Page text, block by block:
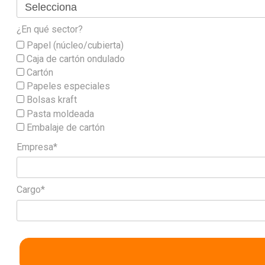
¿En qué sector?
Papel (núcleo/cubierta)
Caja de cartón ondulado
Cartón
Papeles especiales
Bolsas kraft
Pasta moldeada
Embalaje de cartón
Empresa*
Cargo*